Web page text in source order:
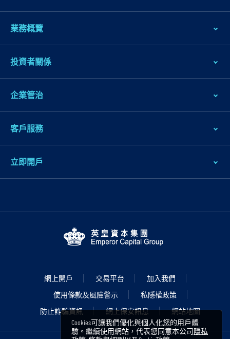
業務概覽
投資者關係
企業管治
客戶服務
立即開戶
網上開戶 交易平台
加入我們
使用條款及風險警示
私隱權政策
防止詐騙資訊
網上保安訊息
網站地圖
Cookies可讓我們優化與個人化您的用戶體
驗。繼續使用網站，代表您同意本公司隱私